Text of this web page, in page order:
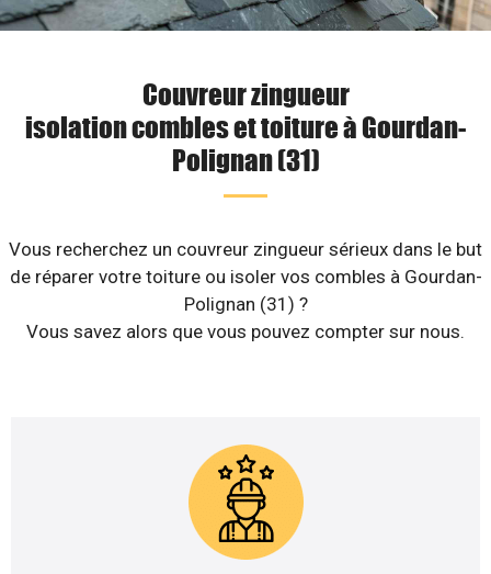
Couvreur zingueur
isolation combles et toiture à Gourdan-
Polignan (31)
Vous recherchez un couvreur zingueur sérieux dans le but
de réparer votre toiture ou isoler vos combles à Gourdan-
Polignan (31) ?
Vous savez alors que vous pouvez compter sur nous.